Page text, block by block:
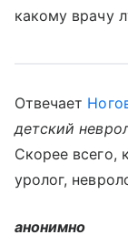
какому врачу
Отвечает
детский
Скорее всего,
уролог,
анонимно